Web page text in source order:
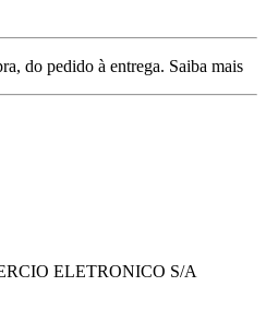
do pedido à entrega. Saiba mais
ELETRONICO S/A